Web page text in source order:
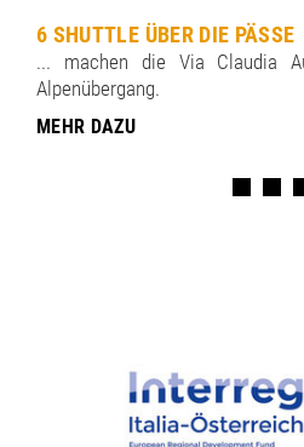
6 SHUTTLE ÜBER DIE PÄSSE
... machen die Via Claudia
Alpenübergang.
MEHR DAZU